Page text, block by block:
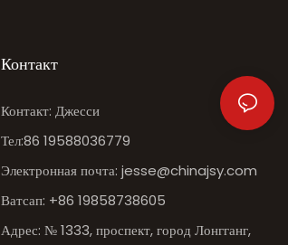
Контакт
Контакт: Джесси
Тел:86 19588036779
Электронная почта:jesse@chinajsy.com
Ватсап: +86 19858738605
Адрес: № 1333, проспект, город Лонгганг,